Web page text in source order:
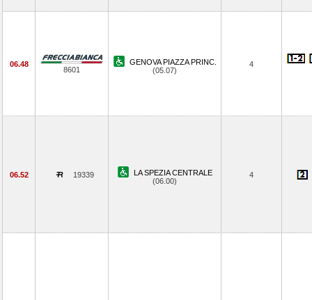
06.48
8601
GENOVA PIAZZA PRINC.
(05.07)
4
06.52 19339
LA SPEZIA CENTRALE
(06.00)
4